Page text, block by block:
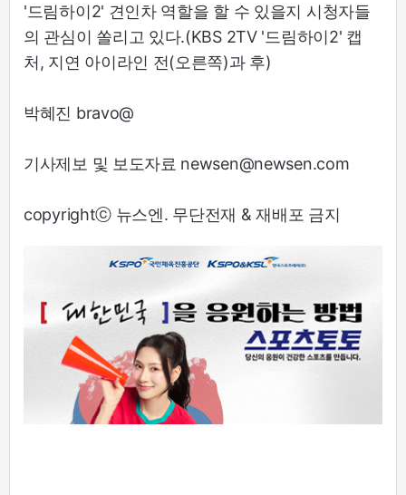
'드림하이2' 견인차 역할을 할 수 있을지 시청자들
의 관심이 쏠리고 있다.(KBS 2TV '드림하이2' 캡
처, 지연 아이라인 전(오른쪽)과 후)
박혜진 bravo@
기사제보 및 보도자료 newsen@newsen.com
copyrightⓒ 뉴스엔. 무단전재 & 재배포 금지